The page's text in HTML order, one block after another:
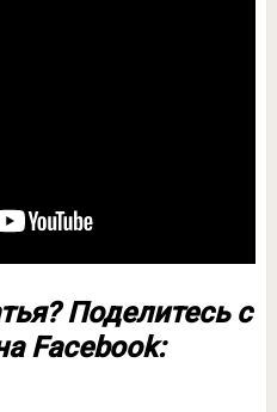
Поделитесь с
Facebook: